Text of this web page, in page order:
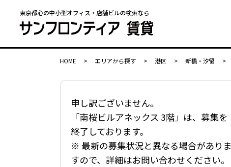
東京都心の中小型オフィス・店舗ビルの検索なら
HOME > エリアから探す > 港区 > 新橋・汐留 >
申し訳ございません。
「南桜ビルアネックス 3階」は、募集を
終了しております。
※ 最新の募集状況と異なる場合がありま
すので、詳細はお問い合わせください。